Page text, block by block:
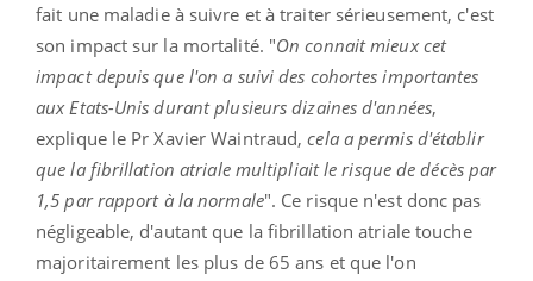
fait une maladie à suivre et à traiter sérieusement, c'est
son impact sur la mortalité. "On connait mieux cet
impact depuis que l'on a suivi des cohortes importantes
aux Etats-Unis durant plusieurs dizaines d'années,
explique le Pr Xavier Waintraud,cela a permis d'établir
que la fibrillation atriale multipliait le risque de décès par
1,5 par rapport à la normale". Ce risque n'est donc pas
négligeable, d'autant que la fibrillation atriale touche
majoritairement les plus de 65 ans et que l'on